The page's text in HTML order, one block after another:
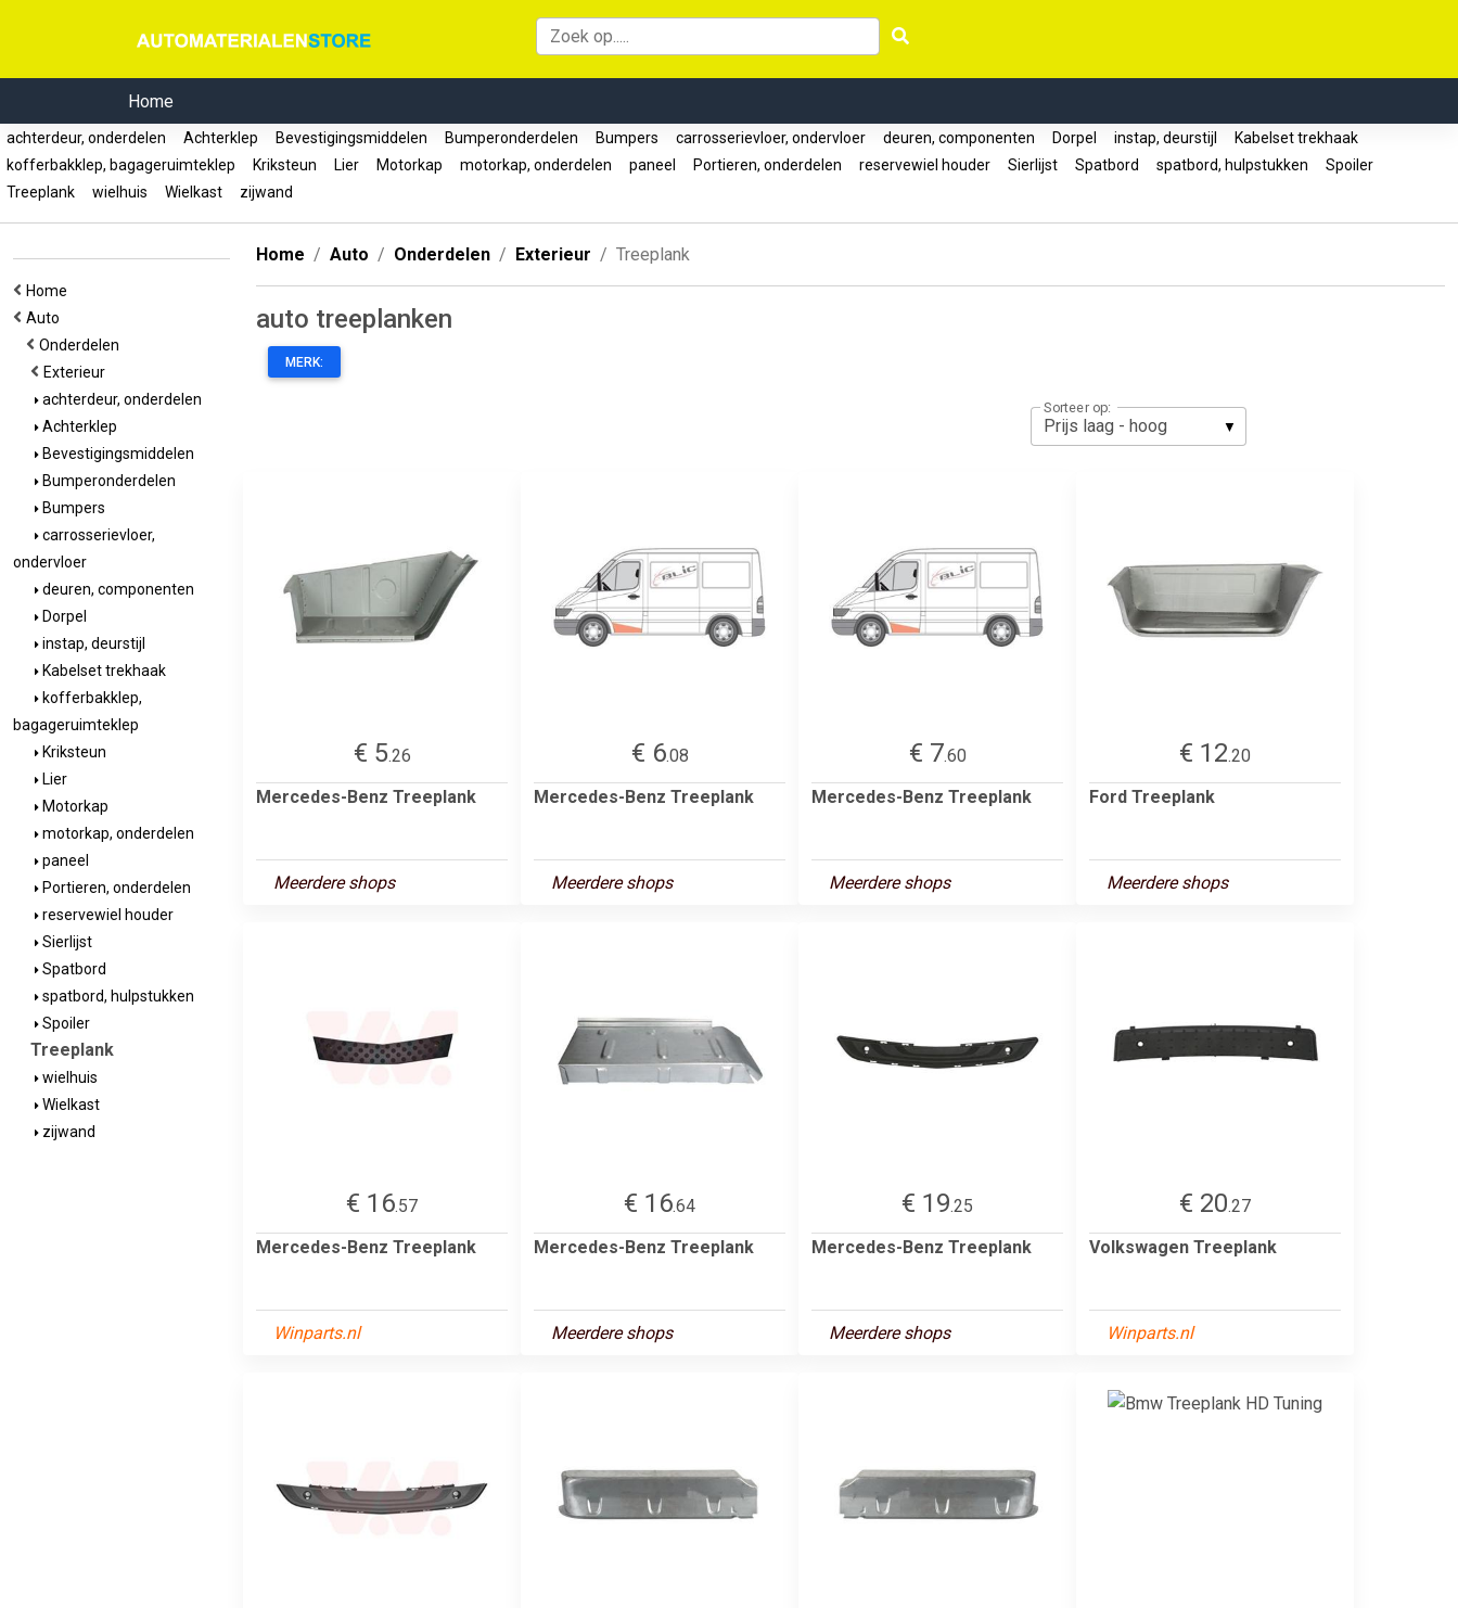
Home
achterdeur, onderdelen Achterklep Bevestigingsmiddelen Bumperonderdelen Bumpers carrosserievloer, ondervloer deuren, componenten Dorpel instap, deurstijl
Kabelset trekhaak
kofferbakklep, bagageruimteklep
Kriksteun Lier Motorkap motorkap, onderdelen paneel Portieren, onderdelen reservewiel houder Sierlijst Spatbord spatbord, hulpstukken
Spoiler
Treeplank
wielhuis Wielkast zijwand
Home
Auto
Onderdelen
Exterieur
achterdeur, onderdelen
Achterklep
Bevestigingsmiddelen
Bumperonderdelen
Bumpers
carrosserievloer,
ondervloer
deuren, componenten
Dorpel
instap, deurstijl
Kabelset trekhaak
kofferbakklep,
bagageruimteklep
Kriksteun
Lier
Motorkap
motorkap, onderdelen
paneel
Portieren, onderdelen
reservewiel houder
Sierlijst
Spatbord
spatbord, hulpstukken
Spoiler
Treeplank
wielhuis
Wielkast
zijwand
Home Auto Onderdelen Exterieur Treeplank
auto treeplanken
MERK:
Sorteer op:
€ 5.26
Mercedes-Benz Treeplank
Meerdere shops
€ 6.08
Mercedes-Benz Treeplank
Meerdere shops
€ 7.60
Mercedes-Benz Treeplank
Meerdere shops
€ 12.20
Ford Treeplank
Meerdere shops
€ 16.57
Mercedes-Benz Treeplank
Winparts.nl
€ 16.64
Mercedes-Benz Treeplank
Meerdere shops
€ 19.25
Mercedes-Benz Treeplank
Meerdere shops
€ 20.27
Volkswagen Treeplank
Winparts.nl